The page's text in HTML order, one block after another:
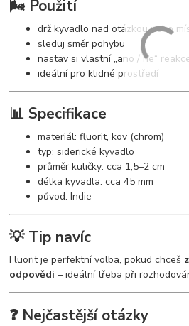
🌬️ Použití
drž kyvadlo nad otázkou nebo
sleduj směr pohybu
nastav si vlastní „ano / ne“
ideální pro klidné prostředí
📊 Specifikace
materiál: fluorit, kov (chrom)
typ: siderické kyvadlo
průměr kuličky: cca 1,5–2 cm
délka kyvadla: cca 45 mm
původ: Indie
💡 Tip navíc
Fluorit je perfektní volba, pokud chceš
odpovědi – ideální třeba při
❓ Nejčastější otázky